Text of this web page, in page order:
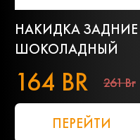
НАКИДКА ЗАДНИЕ
ШОКОЛАДНЫЙ
164 BR 261 Br
ПЕРЕЙТИ